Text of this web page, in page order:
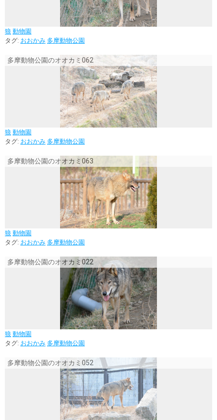
狼 動物園
タグ: おおかみ 多摩動物公園
多摩動物公園のオオカミ062
狼 動物園
タグ: おおかみ 多摩動物公園
多摩動物公園のオオカミ063
狼 動物園
タグ: おおかみ 多摩動物公園
多摩動物公園のオオカミ022
狼 動物園
タグ: おおかみ 多摩動物公園
多摩動物公園のオオカミ052